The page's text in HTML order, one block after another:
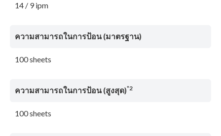
14 / 9 ipm
ความสามารถในการป้อน (มาตรฐาน)
100 sheets
ความสามารถในการป้อน (สูงสุด)*2
100 sheets